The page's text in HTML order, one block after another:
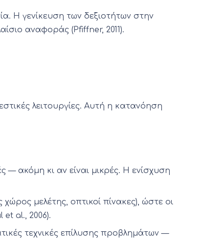
Η γενίκευση των δεξιοτήτων στην
αναφοράς (Pfiffner, 2011).
λειτουργίες. Αυτή η κατανόηση
— ακόμη κι αν είναι μικρές. Η ενίσχυση
μελέτης, οπτικοί πίνακες), ώστε οι
al., 2006).
τεχνικές επίλυσης προβλημάτων —